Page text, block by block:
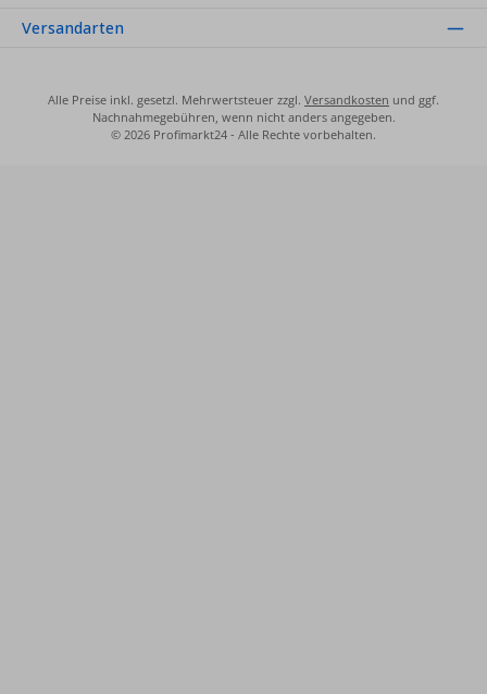
Versandarten
Alle Preise inkl. gesetzl. Mehrwertsteuer zzgl. Versandkosten und ggf.
Nachnahmegebühren, wenn nicht anders angegeben.
© 2026 Profimarkt24 - Alle Rechte vorbehalten.